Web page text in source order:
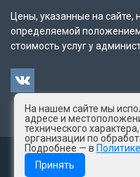
Цены, указанные на сайте,
определяемой
стоимость услуг у
© 2025 год КСМ
На нашем сайте мы
адресе и
технического
организации по
Подробнее — в
Принять